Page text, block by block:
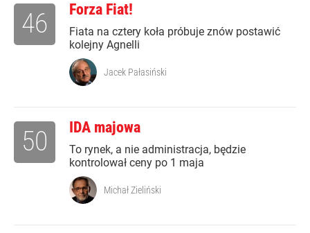
Forza Fiat!
Fiata na cztery koła próbuje znów postawić
kolejny Agnelli
46
Jacek Pałasiński
IDA majowa
To rynek, a nie administracja, będzie
kontrolował ceny po 1 maja
50
Michał Zieliński